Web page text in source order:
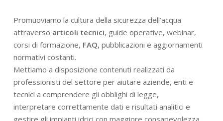
Promuoviamo la cultura della sicurezza dell’acqua
attraverso articoli tecnici, guide operative, webinar,
corsi di formazione, FAQ, pubblicazioni e aggiornamenti
normativi costanti.
Mettiamo a disposizione contenuti realizzati da
professionisti del settore per aiutare aziende, enti e
tecnici a comprendere gli obblighi di legge,
interpretare correttamente dati e risultati analitici e
gestire gli impianti idrici con maggiore consapevolezza.